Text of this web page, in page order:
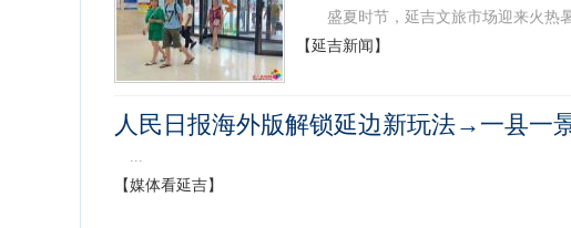
盛夏时节，延吉文旅市场迎来火热暑
【延吉新闻】
人民日报海外版解锁延边新玩法→一县一
...
【媒体看延吉】